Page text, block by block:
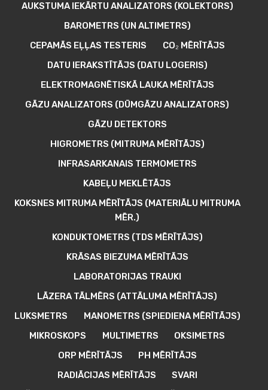
AUKSTUMA IEKĀRTU ANALIZATORS (KOLEKTORS)
BAROMETRS (UN ALTIMETRS)
CEPAMĀS EĻĻAS TESTERIS
CO₂ MĒRĪTĀJS
DATU IERAKSTĪTĀJS (DATU LOGERIS)
ELEKTROMAGNĒTISKĀ LAUKA MĒRĪTĀJS
GĀZU ANALIZATORS (DŪMGĀZU ANALIZATORS)
GĀZU DETEKTORS
HIGROMETRS (MITRUMA MĒRĪTĀJS)
INFRASARKANAIS TERMOMETRS
KABEĻU MEKLĒTĀJS
KOKSNES MITRUMA MĒRĪTĀJS (MATERIĀLU MITRUMA
MĒR.)
KONDUKTOMETRS (TDS MĒRĪTĀJS)
KRĀSAS BIEZUMA MĒRĪTĀJS
LABORATORIJAS TRAUKI
LĀZERA TĀLMĒRS (ATTĀLUMA MĒRĪTĀJS)
LUKSMETRS
MANOMETRS (SPIEDIENA MĒRĪTĀJS)
MIKROSKOPS
MULTIMETRS
OKSIMETRS
ORP MĒRĪTĀJS
PH MĒRĪTĀJS
RADIĀCIJAS MĒRĪTĀJS
SVARI